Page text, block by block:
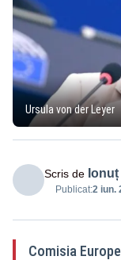
Ursula von der Leyer
Scris de
Publicat:2 iun.
Comisia